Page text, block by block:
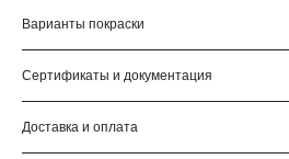
Варианты покраски
Сертификаты и документация
Доставка и оплата